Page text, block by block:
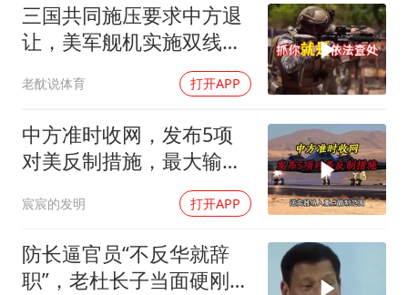
三国共同施压要求中方退
让，美军舰机实施双线抵
近，南海被划为禁区，
轰-6K已挂弹
老酖说体育 打开APP
中方准时收网，发布5项
对美反制措施，最大输家
宸宸的发明 打开APP
防长逼官员“不反华就辞
职”，老杜长子当面硬刚：